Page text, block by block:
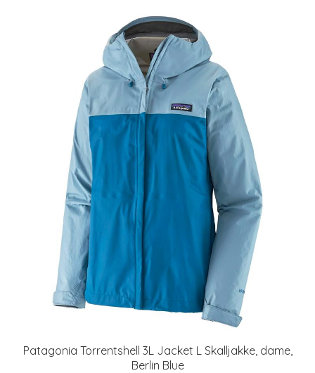
Patagonia Torrentshell 3L Jacket L Skalljakke, dame,
Berlin Blue